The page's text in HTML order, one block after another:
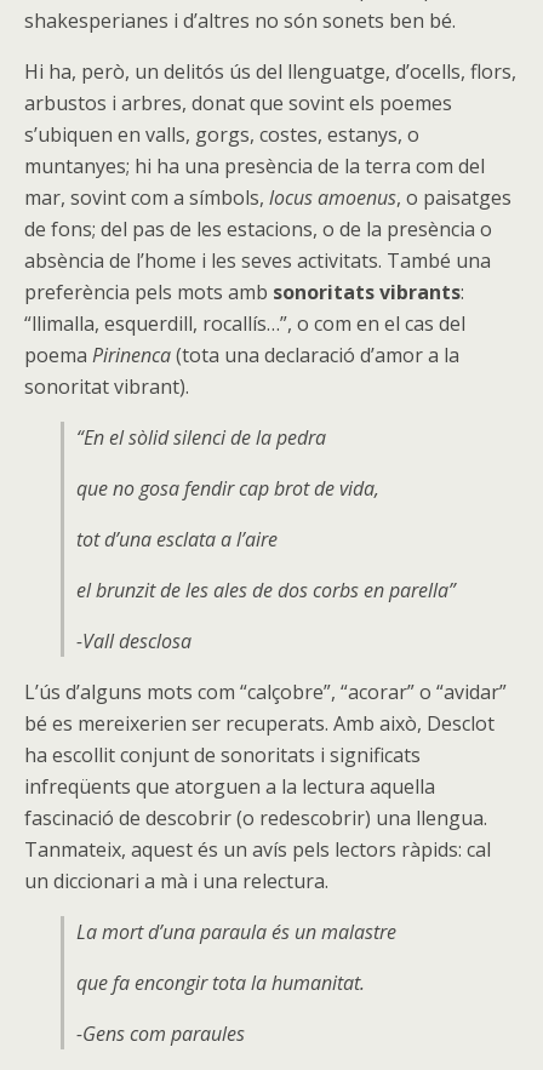
shakesperianes i d’altres no són sonets ben bé.
Hi ha, però, un delitós ús del llenguatge, d’ocells, flors,
arbustos i arbres, donat que sovint els poemes
s’ubiquen en valls, gorgs, costes, estanys, o
muntanyes; hi ha una presència de la terra com del
mar, sovint com a símbols, locus amoenus, o paisatges
de fons; del pas de les estacions, o de la presència o
absència de l’home i les seves activitats. També una
preferència pels mots amb sonoritats vibrants:
“llimalla, esquerdill, rocallís…”, o com en el cas del
poema Pirinenca(tota una declaració d’amor a la
sonoritat vibrant).
“En el sòlid silenci de la pedra
que no gosa fendir cap brot de vida,
tot d’una esclata a l’aire
el brunzit de les ales de dos corbs en parella”
-Vall desclosa
L’ús d’alguns mots com “calçobre”, “acorar” o “avidar”
bé es mereixerien ser recuperats. Amb això, Desclot
ha escollit conjunt de sonoritats i significats
infreqüents que atorguen a la lectura aquella
fascinació de descobrir (o redescobrir) una llengua.
Tanmateix, aquest és un avís pels lectors ràpids: cal
un diccionari a mà i una relectura.
La mort d’una paraula és un malastre
que fa encongir tota la humanitat.
-Gens com paraules